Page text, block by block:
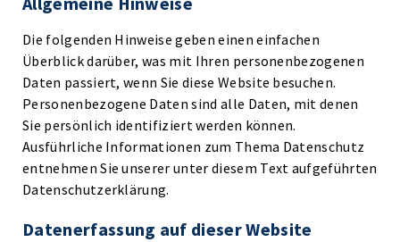
Die folgenden Hinweise geben einen einfachen
Überblick darüber, was mit Ihren personenbezogenen
Daten passiert, wenn Sie diese Website besuchen.
Personenbezogene Daten sind alle Daten, mit denen
Sie persönlich identifiziert werden können.
Ausführliche Informationen zum Thema Datenschutz
entnehmen Sie unserer unter diesem Text aufgeführten
Datenschutzerklärung.
Datenerfassung auf dieser Website